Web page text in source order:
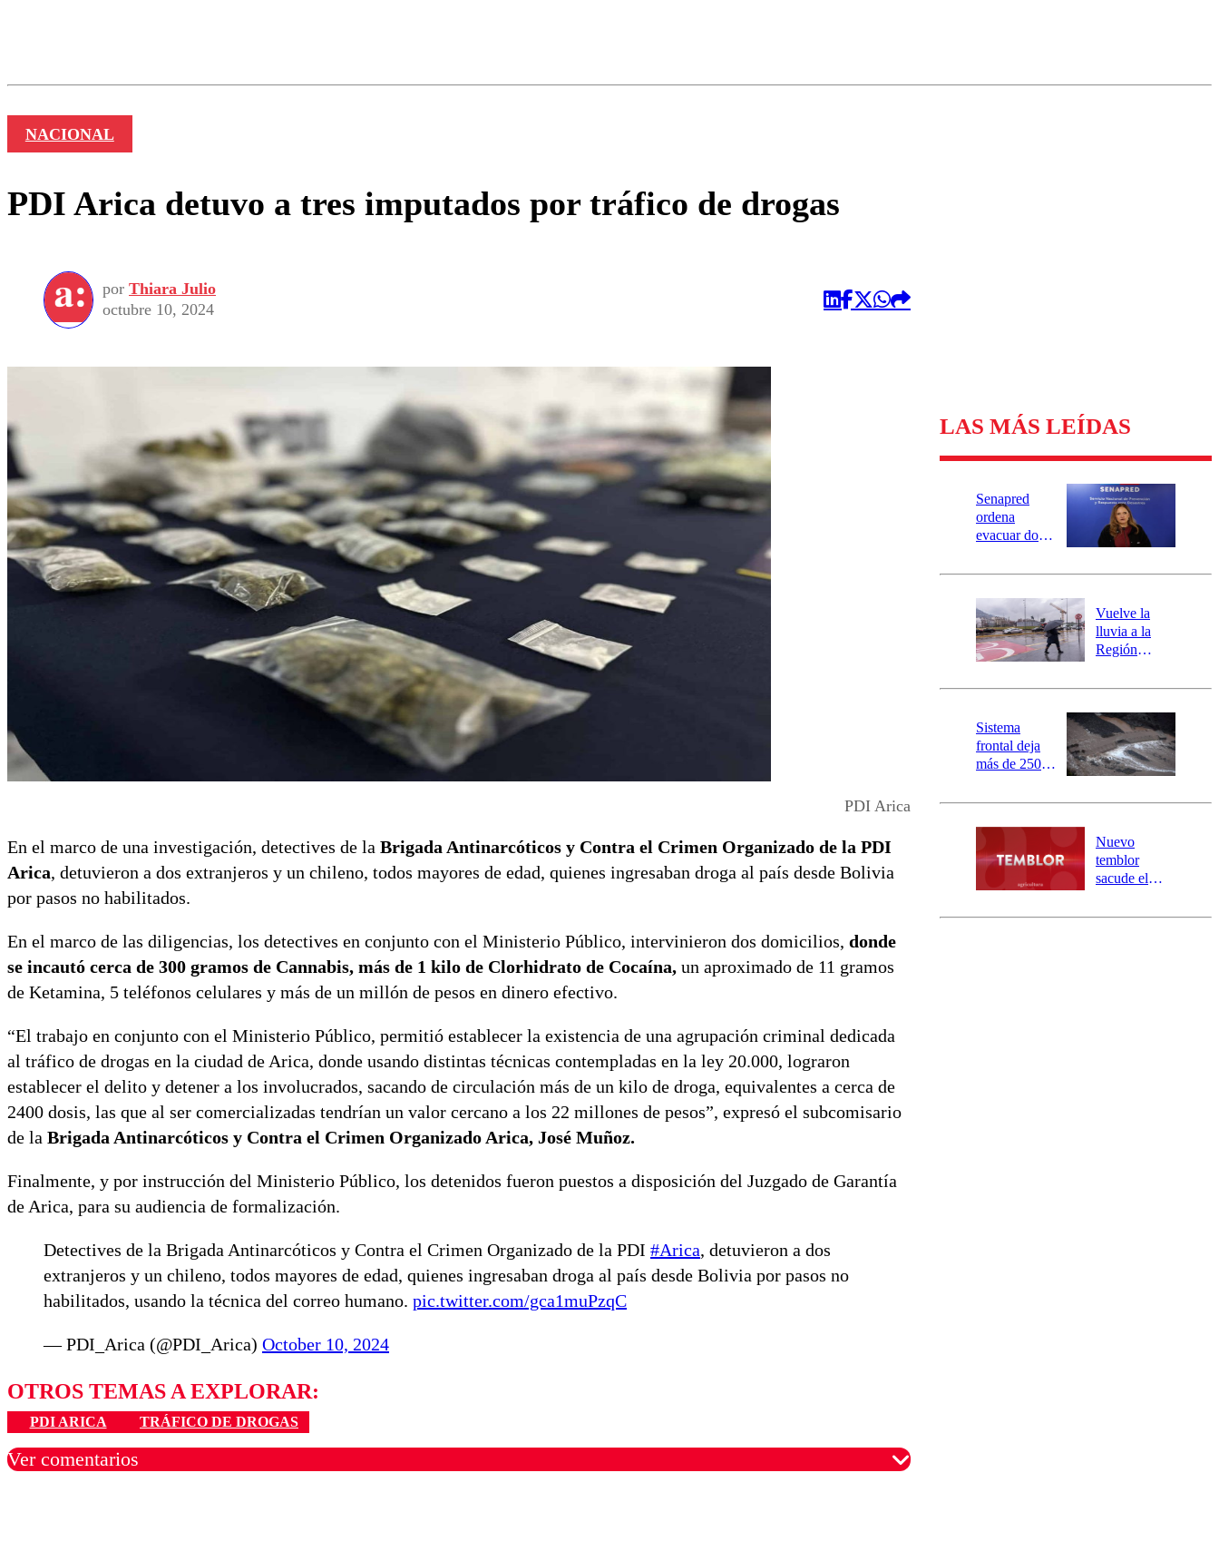
NACIONAL
PDI Arica detuvo a tres imputados por tráfico de drogas
por Thiara Julio
octubre 10, 2024
PDI Arica
En el marco de una investigación, detectives de la Brigada Antinarcóticos y Contra el Crimen Organizado de la PDI
Arica, detuvieron a dos extranjeros y un chileno, todos mayores de edad, quienes ingresaban droga al país desde Bolivia
por pasos no habilitados.
En el marco de las diligencias, los detectives en conjunto con el Ministerio Público, intervinieron dos domicilios, donde
se incautó cerca de 300 gramos de Cannabis, más de 1 kilo de Clorhidrato de Cocaína, un aproximado de 11 gramos
de Ketamina, 5 teléfonos celulares y más de un millón de pesos en dinero efectivo.
“El trabajo en conjunto con el Ministerio Público, permitió establecer la existencia de una agrupación criminal dedicada
al tráfico de drogas en la ciudad de Arica, donde usando distintas técnicas contempladas en la ley 20.000, lograron
establecer el delito y detener a los involucrados, sacando de circulación más de un kilo de droga, equivalentes a cerca de
2400 dosis, las que al ser comercializadas tendrían un valor cercano a los 22 millones de pesos”, expresó el subcomisario
de la Brigada Antinarcóticos y Contra el Crimen Organizado Arica, José Muñoz.
Finalmente, y por instrucción del Ministerio Público, los detenidos fueron puestos a disposición del Juzgado de Garantía
de Arica, para su audiencia de formalización.
Detectives de la Brigada Antinarcóticos y Contra el Crimen Organizado de la PDI #Arica, detuvieron a dos
extranjeros y un chileno, todos mayores de edad, quienes ingresaban droga al país desde Bolivia por pasos no
habilitados, usando la técnica del correo humano. pic.twitter.com/gca1muPzqC
— PDI_Arica (@PDI_Arica) October 10, 2024
OTROS TEMAS A EXPLORAR:
PDI ARICA TRÁFICO DE DROGAS
Ver comentarios
LAS MÁS LEÍDAS
Senapred
ordena
evacuar dos
Carahue por
río Damas:
activa
mensajería
SAE
Vuelve la
lluvia a la
Región
este es el
la DMC para
este viernes
Sistema
frontal deja
más de 250
y 317
aisladas entre
Valparaíso y
Los Ríos
Nuevo
temblor
sacude el
revisa la